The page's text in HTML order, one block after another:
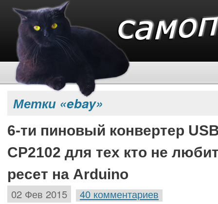
Метки «ebay»
6-ти пиновый конвертер
CP2102 для тех кто не
ресет на Arduino
02 Фев 2015 40 комментариев